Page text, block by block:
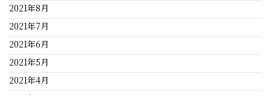
2021年8月
2021年7月
2021年6月
2021年5月
2021年4月